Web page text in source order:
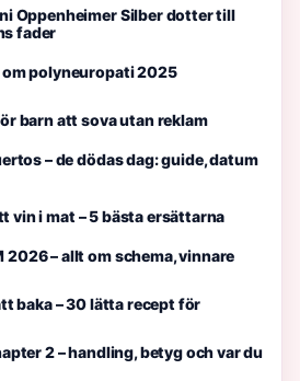
Oppenheimer Silber dotter till
fader
polyneuropati 2025
barn att sova utan reklam
– de dödas dag: guide, datum
vin i mat – 5 bästa ersättarna
– allt om schema, vinnare
baka – 30 lätta recept för
2 – handling, betyg och var du